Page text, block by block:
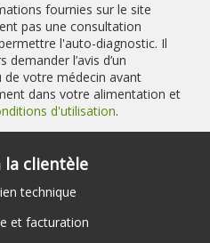
fournies sur le site
pas une consultation
l'auto-diagnostic. Il
l’avis d’un
votre médecin avant
dans votre alimentation et
d'utilisation.
la clientèle
technique
et facturation